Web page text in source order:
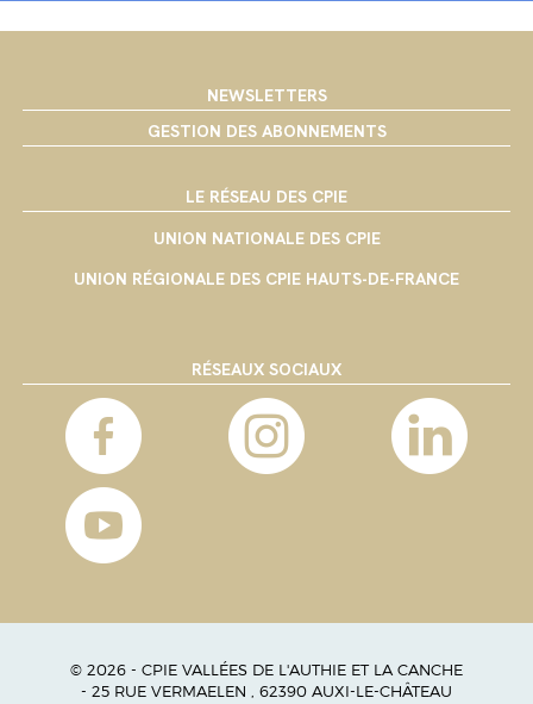
NEWSLETTERS
GESTION DES ABONNEMENTS
LE RÉSEAU DES CPIE
UNION NATIONALE DES CPIE
UNION RÉGIONALE DES CPIE HAUTS-DE-FRANCE
RÉSEAUX SOCIAUX
© 2026 - CPIE VALLÉES DE L'AUTHIE ET LA CANCHE
- 25 RUE VERMAELEN , 62390 AUXI-LE-CHÂTEAU